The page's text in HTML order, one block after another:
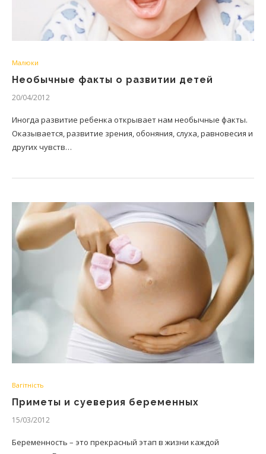
Малюки
Необычные факты о развитии детей
20/04/2012
Иногда развитие ребенка открывает нам необычные факты.
Оказывается, развитие зрения, обоняния, слуха, равновесия и
других чувств…
Вагітність
Приметы и суеверия беременных
15/03/2012
Беременность – это прекрасный этап в жизни каждой